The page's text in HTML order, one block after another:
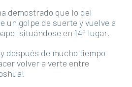
demostrado que lo del
un golpe de suerte y vuelve a
situándose en 14º lugar.
después de mucho tiempo
volver a verte entre